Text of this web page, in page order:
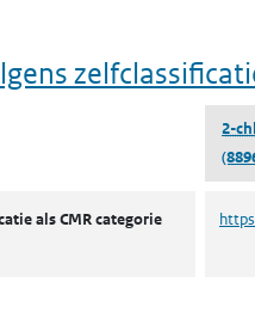
2-
als CMR categorie